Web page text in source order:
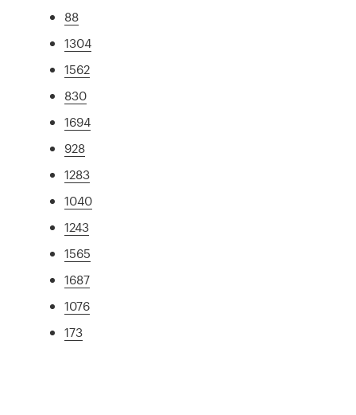
88
1304
1562
830
1694
928
1283
1040
1243
1565
1687
1076
173